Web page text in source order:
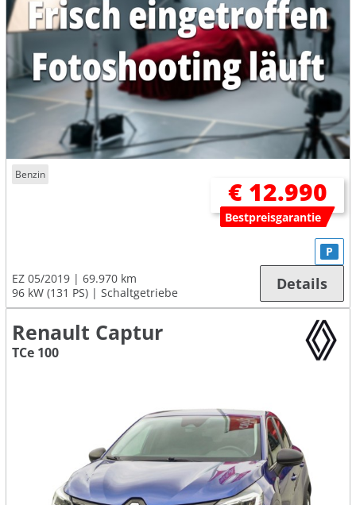
Benzin
€ 12.990
Bestpreisgarantie
EZ 05/2019
69.970 km
96 kW (131 PS)
Schaltgetriebe
P
Details
Renault Captur
TCe 100